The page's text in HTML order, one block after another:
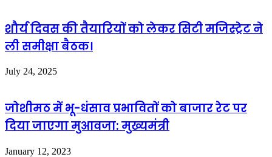
शौर्य दिवस की तैयारियों को लेकर सिटी मजिस्ट्रेट ने
ली समीक्षा बैठक।
July 24, 2025
जोशीमठ में भू-धंसाव प्रभावितों को बाजार रेट पर
दिया जाएगा मुआवजा: मुख्यमंत्री
January 12, 2023